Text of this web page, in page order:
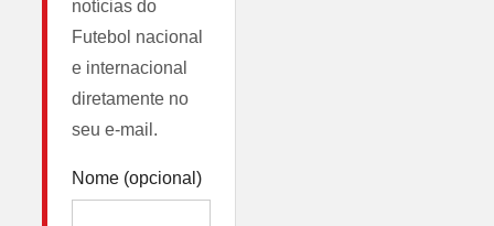
notícias do
Futebol nacional
e internacional
diretamente no
seu e-mail.
Nome (opcional)